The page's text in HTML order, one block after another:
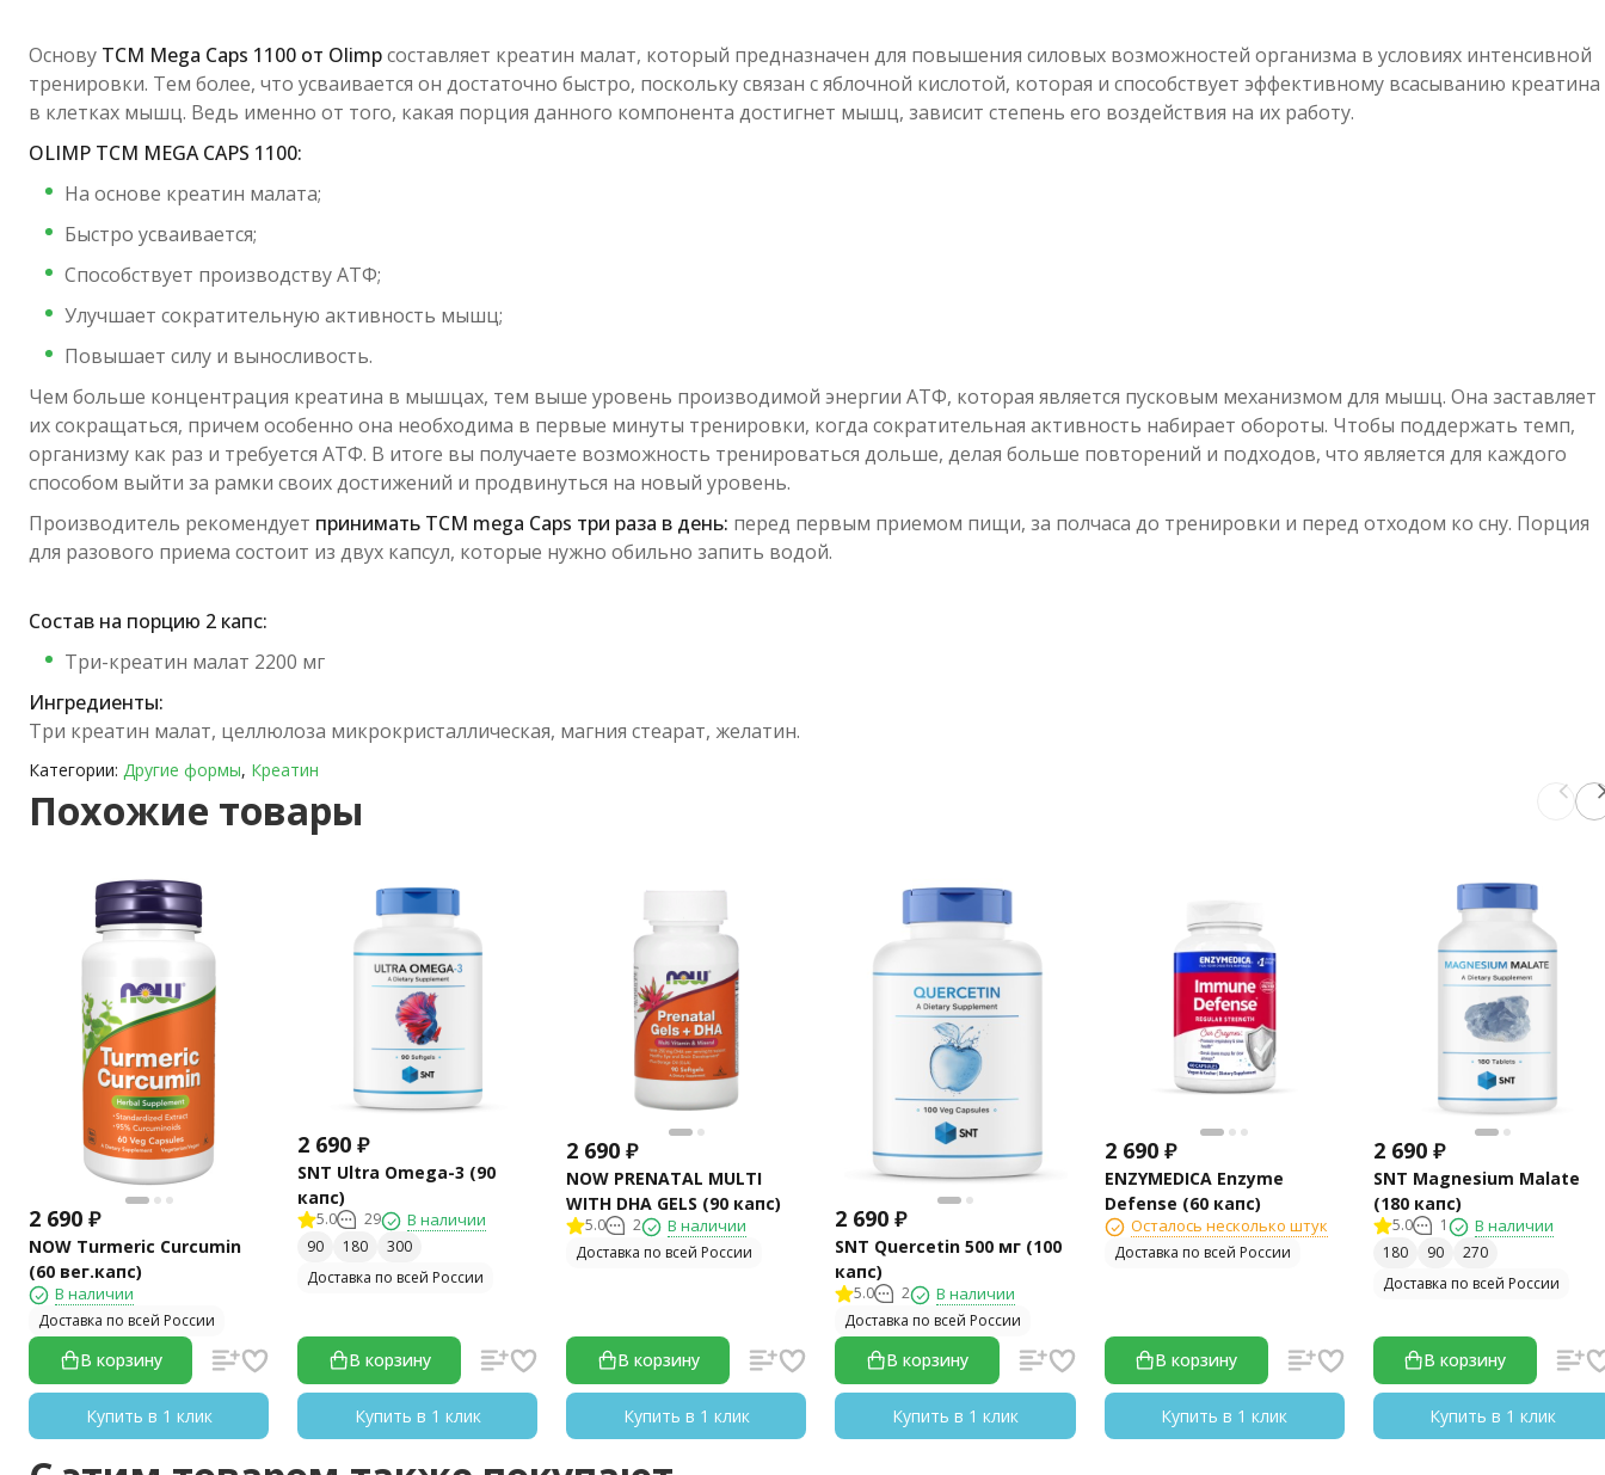
Основу TCM Mega Caps 1100 от Olimpсоставляет креатин малат, который предназначен для повышения силовых возможностей организма в условиях интенсивной
тренировки. Тем более, что усваивается он достаточно быстро, поскольку связан с яблочной кислотой, которая и способствует эффективному всасыванию креатина
в клетках мышц. Ведь именно от того, какая порция данного компонента достигнет мышц, зависит степень его воздействия на их работу.
OLIMP TCM MEGA CAPS 1100:
На основе креатин малата;
Быстро усваивается;
Способствует производству АТФ;
Улучшает сократительную активность мышц;
Повышает силу и выносливость.
Чем больше концентрация креатина в мышцах, тем выше уровень производимой энергии АТФ, которая является пусковым механизмом для мышц. Она заставляет
их сокращаться, причем особенно она необходима в первые минуты тренировки, когда сократительная активность набирает обороты. Чтобы поддержать темп,
организму как раз и требуется АТФ. В итоге вы получаете возможность тренироваться дольше, делая больше повторений и подходов, что является для каждого
способом выйти за рамки своих достижений и продвинуться на новый уровень.
Производитель рекомендует принимать TCM mega Caps три раза в день: перед первым приемом пищи, за полчаса до тренировки и перед отходом ко сну. Порция
для разового приема состоит из двух капсул, которые нужно обильно запить водой.
Состав на порцию 2 капс:
Три-креатин малат 2200 мг
Ингредиенты:
Три креатин малат, целлюлоза микрокристаллическая, магния стеарат, желатин.
Категории: Другие формы, Креатин
Похожие товары
2 690 ₽
NOW Turmeric Curcumin
(60 вег.капс)
В наличии
Доставка по всей России
В корзину
Купить в 1 клик
2 690 ₽
SNT Ultra Omega-3 (90
капс)
5.0 29 В наличии
90 180
300
Доставка по всей России
В корзину
Купить в 1 клик
2 690 ₽
NOW PRENATAL MULTI
WITH DHA GELS (90 капс)
5.0 2 В наличии
Доставка по всей России
В корзину
Купить в 1 клик
2 690 ₽
SNT Quercetin 500 мг (100
капс)
5.0 2 В наличии
Доставка по всей России
В корзину
Купить в 1 клик
2 690 ₽
ENZYMEDICA Enzyme
Defense (60 капс)
Осталось несколько штук
Доставка по всей России
В корзину
Купить в 1 клик
2 690 ₽
SNT Magnesium Malate
(180 капс)
5.0 1 В наличии
180 90
270
Доставка по всей России
В корзину
Купить в 1 клик